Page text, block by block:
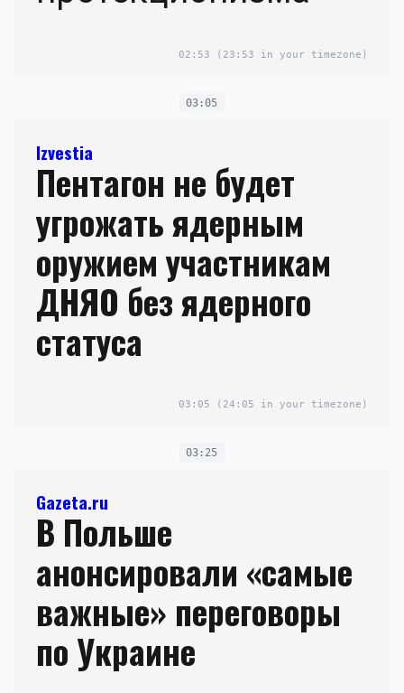
02:53 (23:53 in your timezone)
03:05
Izvestia
Пентагон не будет
угрожать ядерным
оружием участникам
ДНЯО без ядерного
статуса
03:05 (24:05 in your timezone)
03:25
Gazeta.ru
В Польше
анонсировали «самые
важные» переговоры
по Украине